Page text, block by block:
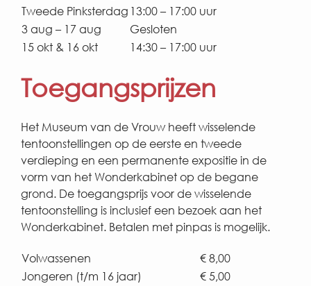
Tweede Pinksterdag 13:00 – 17:00 uur
3 aug – 17 aug
Gesloten
15 okt & 16 okt
14:30 – 17:00 uur
Toegangsprijzen
Het Museum van de Vrouw heeft wisselende
tentoonstellingen op de eerste en tweede
verdieping en een permanente expositie in de
vorm van het Wonderkabinet op de begane
grond. De toegangsprijs voor de wisselende
tentoonstelling is inclusief een bezoek aan het
Wonderkabinet. Betalen met pinpas is mogelijk.
Volwassenen
€ 8,00
Jongeren (t/m 16 jaar)
€ 5,00